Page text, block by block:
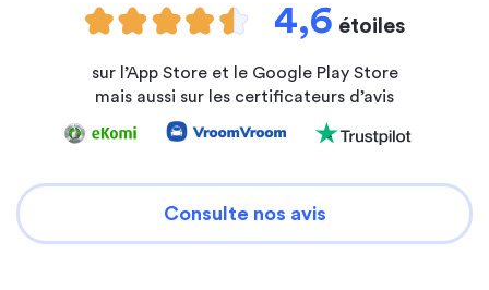
4,6 étoiles
sur l’App Store et le Google Play Store
mais aussi sur les certificateurs d’avis
Consulte nos avis